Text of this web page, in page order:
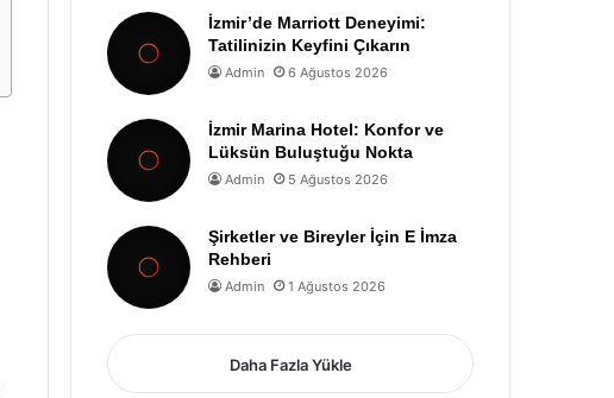
İzmir’de Marriott Deneyimi:
Tatilinizin Keyfini Çıkarın
Admin 6 Ağustos 2026
İzmir Marina Hotel: Konfor ve
Lüksün Buluştuğu Nokta
Admin 5 Ağustos 2026
Şirketler ve Bireyler İçin E İmza
Rehberi
Admin 1 Ağustos 2026
Daha Fazla Yükle